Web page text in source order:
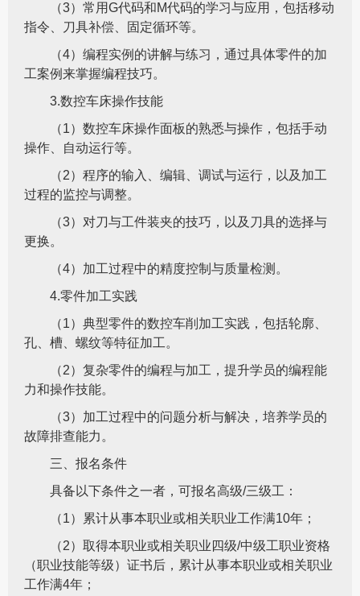
（3）常用G代码和M代码的学习与应用，包括移动
指令、刀具补偿、固定循环等。
（4）编程实例的讲解与练习，通过具体零件的加
工案例来掌握编程技巧。
3.数控车床操作技能
（1）数控车床操作面板的熟悉与操作，包括手动
操作、自动运行等。
（2）程序的输入、编辑、调试与运行，以及加工
过程的监控与调整。
（3）对刀与工件装夹的技巧，以及刀具的选择与
更换。
（4）加工过程中的精度控制与质量检测。
4.零件加工实践
（1）典型零件的数控车削加工实践，包括轮廓、
孔、槽、螺纹等特征加工。
（2）复杂零件的编程与加工，提升学员的编程能
力和操作技能。
（3）加工过程中的问题分析与解决，培养学员的
故障排查能力。
三、报名条件
具备以下条件之一者，可报名高级/三级工：
（1）累计从事本职业或相关职业工作满10年；
（2）取得本职业或相关职业四级/中级工职业资格
（职业技能等级）证书后，累计从事本职业或相关职业
工作满4年；